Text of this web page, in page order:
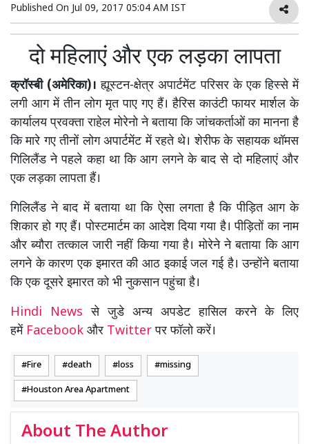
Published On Jul 09, 2017 05:04 AM IST
दो महिलाएं और एक लड़का लापता
क्रॉस्बी (अमेरिका)। ह्यूस्टन-क्षेत्र अपार्टमेंट परिसर के एक हिस्से में
लगी आग में तीन लोग मृत पाए गए हैं। हैरिस काउंटी फायर मार्शल के
कार्यालय प्रवक्ता राहेल मोरेनो ने बताया कि जांचकर्ताओं का मानना है
कि मारे गए तीनों लोग अपार्टमेंट में रहते थे। शेरीफ के सहायक थॉमस
गिलिलैंड ने पहले कहा था कि आग लगने के बाद से दो महिलाएं और
एक लड़का लापता हैं।
गिलिलैंड ने बाद में बताया था कि ऐसा लगता है कि पीड़ित आग के
शिकार हो गए हैं। पोस्टमार्टम का आदेश दिया गया है। पीड़ितों का नाम
और ब्यौरा तत्काल जारी नहीं किया गया है। मोरेने ने बताया कि आग
लगने के कारण एक इमारत की आठ इकाई जल गई है। उन्होंने बताया
कि एक दूसरे इमारत को भी नुकसान पहुंचा है।
Hindi Newsसे जुडे अन्य अपडेट हासिल करने के लिए
हमें Facebook और Twitterपर फॉलो करें।
Fire death loss missing
Houston Area Apartment
About The Author